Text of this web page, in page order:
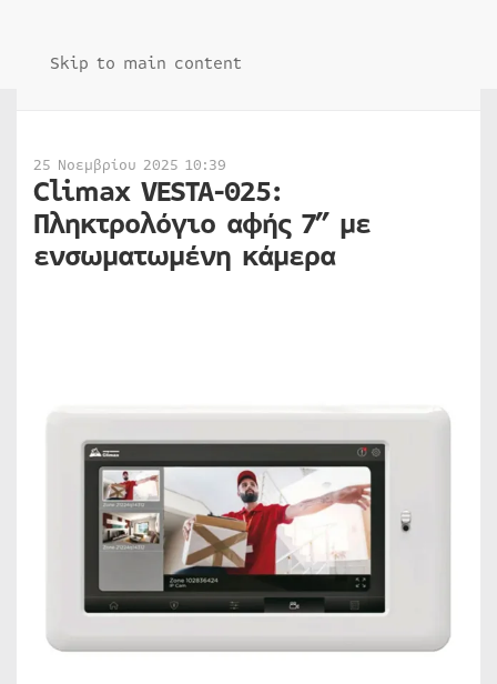
Skip to main content
25 Νοεμβρίου 2025 10:39
Climax VESTA-025:
Πληκτρολόγιο αφής 7” με
ενσωματωμένη κάμερα